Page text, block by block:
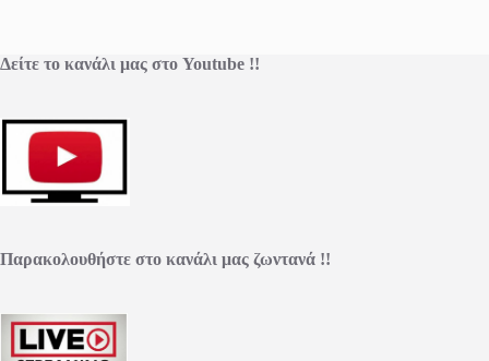
Δείτε το κανάλι μας στο Youtube !!
Παρακολουθήστε στο κανάλι μας ζωντανά !!